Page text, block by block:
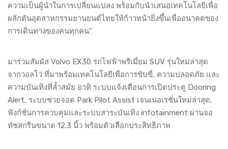
ความเป็นผู้นำในการเปลี่ยนแปลง พร้อมกับนำเสนอเทคโนโลยีเพื่อ
ผลักดันอุตสาหกรรมยานยนต์ไทยให้ก้าวหน้ายิ่งขึ้นเพื่ออนาคตของ
การเดินทางของคนทุกคน”
มาร่วมสัมผัส Volvo EX30 รถไฟฟ้าพรีเมี่ยม SUV รุ่นใหม่ล่าสุด
จากวอลโว่ ที่มาพร้อมเทคโนโลยีเพื่อการขับขี่, ความปลอดภัย และ
ความบันเทิงที่ล้ำสมัย อาทิ ระบบแจ้งเตือนการเปิดประตู Dooring
Alert, ระบบช่วยจอด Park Pilot Assist เจนเนอเรชั่นใหม่ล่าสุด,
ฟังก์ชั่นการควบคุมและระบบสาระบันเทิง infotainment ผ่านจอ
ทัชสกรีนขนาด 12.3 นิ้ว พร้อมตัวเลือกประสิทธิภาพ